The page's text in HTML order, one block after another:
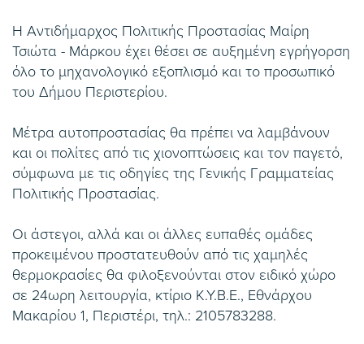
Η Αντιδήμαρχος Πολιτικής Προστασίας Μαίρη
Τσιώτα - Μάρκου έχει θέσει σε αυξημένη εγρήγορση
όλο το μηχανολογικό εξοπλισμό και το προσωπικό
του Δήμου Περιστερίου.
Μέτρα αυτοπροστασίας θα πρέπει να λαμβάνουν
και οι πολίτες από τις χιονοπτώσεις και τον παγετό,
σύμφωνα με τις οδηγίες της Γενικής Γραμματείας
Πολιτικής Προστασίας.
Οι άστεγοι, αλλά και οι άλλες ευπαθές ομάδες
προκειμένου προστατευθούν από τις χαμηλές
θερμοκρασίες θα φιλοξενούνται στον ειδικό χώρο
σε 24ωρη λειτουργία, κτίριο Κ.Υ.Β.Ε., Εθνάρχου
Μακαρίου 1, Περιστέρι, τηλ.: 2105783288.